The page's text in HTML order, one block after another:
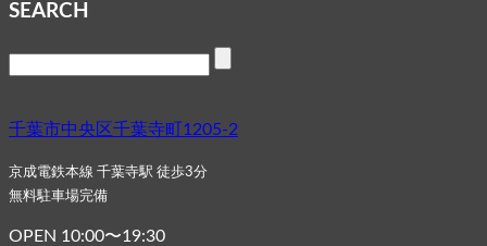
SEARCH
千葉市中央区千葉寺町1205-2
京成電鉄本線 千葉寺駅 徒歩3分
無料駐車場完備
OPEN 10:00〜19:30